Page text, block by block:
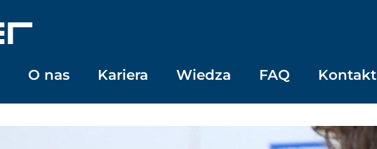
O nas Kariera Wiedza FAQ Kontakt